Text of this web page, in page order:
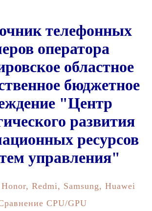
телефонных
оператора
областное
бюджетное
"Центр
развития
ресурсов
управления"
Redmi, Samsung, Huawei
CPU/GPU